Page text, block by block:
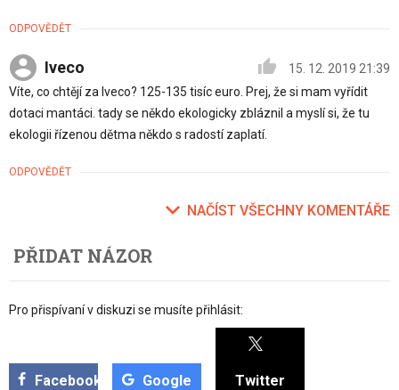
ODPOVĚDĚT
Iveco
15. 12. 2019 21:39
Víte, co chtějí za Iveco? 125-135 tisíc euro. Prej, že si mam vyřídit
dotaci mantáci. tady se někdo ekologicky zbláznil a myslí si, že tu
ekologii řízenou dětma někdo s radostí zaplatí.
ODPOVĚDĚT
NAČÍST VŠECHNY KOMENTÁŘE
PŘIDAT NÁZOR
Pro přispívaní v diskuzi se musíte přihlásit:
Facebook Google Twitter